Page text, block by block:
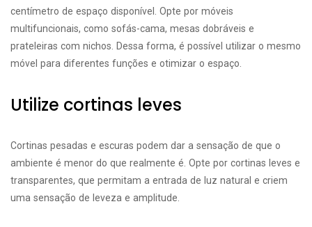
centímetro de espaço disponível. Opte por móveis
multifuncionais, como sofás-cama, mesas dobráveis e
prateleiras com nichos. Dessa forma, é possível utilizar o mesmo
móvel para diferentes funções e otimizar o espaço.
Utilize cortinas leves
Cortinas pesadas e escuras podem dar a sensação de que o
ambiente é menor do que realmente é. Opte por cortinas leves e
transparentes, que permitam a entrada de luz natural e criem
uma sensação de leveza e amplitude.